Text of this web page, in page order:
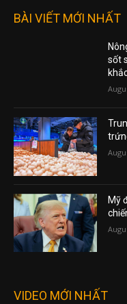
BÀI VIẾT MỚI NHẤT
sốt
Mỹ
VIDEO MỚI NHẤT